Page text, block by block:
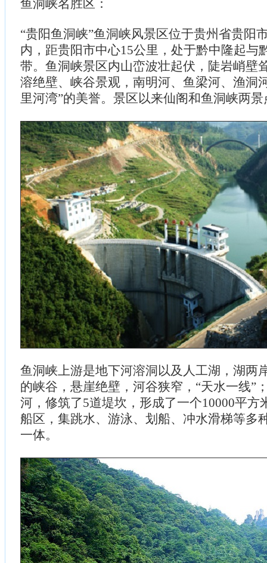
鱼洞峡名胜区：
“贵阳鱼洞峡”鱼洞峡风景区位于贵州省贵阳
内，距贵阳市中心15公里，处于黔中隆起与
带。鱼洞峡景区内山峦波壮起伏，陡岩峭壁
溶绝壁、峡谷景观，南明河、鱼梁河、渔洞
里河湾”的美誉。景区以来仙阁和鱼洞峡两
鱼洞峡上游是地下河溶洞以及人工湖，湖两
的峡谷，悬崖绝壁，河谷狭窄，“天水一线”
河，修筑了5道堤坎，形成了一个10000平方
船区，集跳水、游泳、划船、冲水滑梯等多
一体。